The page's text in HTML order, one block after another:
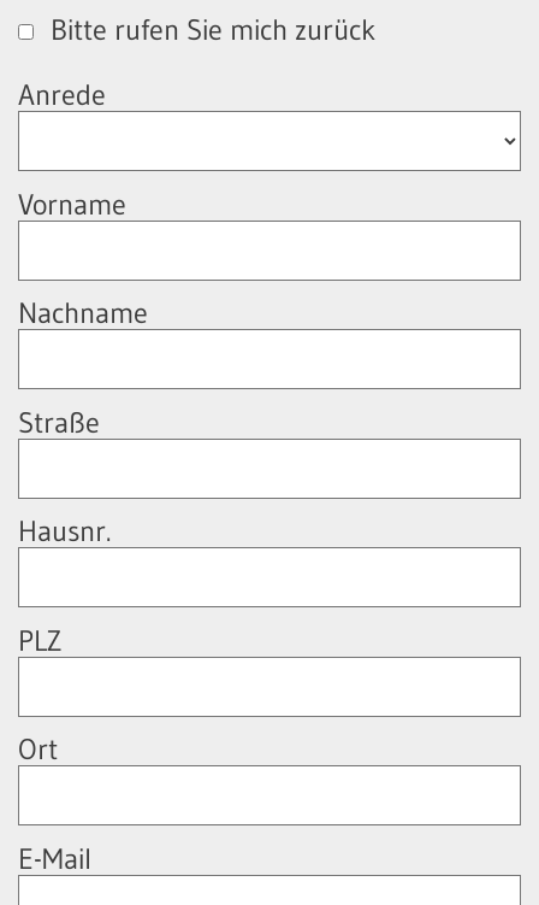
Bitte rufen Sie mich zurück
Anrede
Vorname
Nachname
Straße
Hausnr.
PLZ
Ort
E-Mail